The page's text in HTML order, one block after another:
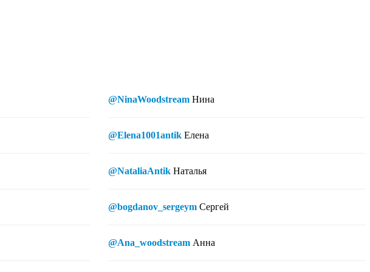
@NinaWoodstream Нина
@Elena1001antik Елена
@NataliaAntik Наталья
@bogdanov_sergeym Сергей
@Ana_woodstream Анна